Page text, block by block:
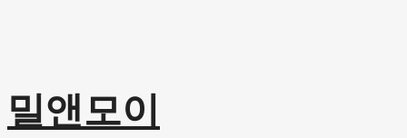
밀앤모이